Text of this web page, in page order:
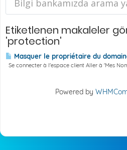
Etiketlenen makaleler
'protection'
Masquer le propriétaire du
Se connecter à l'espace client Aller à 'Mes
Powered by